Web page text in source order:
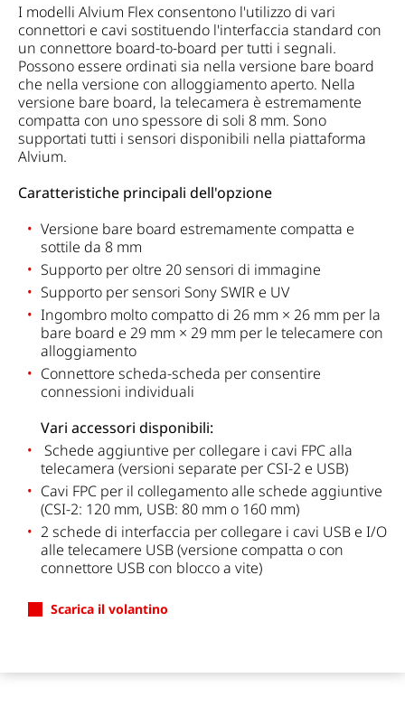
I modelli Alvium Flex consentono l'utilizzo di vari
connettori e cavi sostituendo l'interfaccia standard con
un connettore board-to-board per tutti i segnali.
Possono essere ordinati sia nella versione bare board
che nella versione con alloggiamento aperto. Nella
versione bare board, la telecamera è estremamente
compatta con uno spessore di soli 8 mm. Sono
supportati tutti i sensori disponibili nella piattaforma
Alvium.
Caratteristiche principali dell'opzione
Versione bare board estremamente compatta e
sottile da 8 mm
Supporto per oltre 20 sensori di immagine
Supporto per sensori Sony SWIR e UV
Ingombro molto compatto di 26 mm × 26 mm per la
bare board e 29 mm × 29 mm per le telecamere con
alloggiamento
Connettore scheda-scheda per consentire
connessioni individuali
Vari accessori disponibili:
Schede aggiuntive per collegare i cavi FPC alla
telecamera (versioni separate per CSI-2 e USB)
Cavi FPC per il collegamento alle schede aggiuntive
(CSI-2: 120 mm, USB: 80 mm o 160 mm)
2 schede di interfaccia per collegare i cavi USB e I/O
alle telecamere USB (versione compatta o con
connettore USB con blocco a vite)
Scarica il volantino